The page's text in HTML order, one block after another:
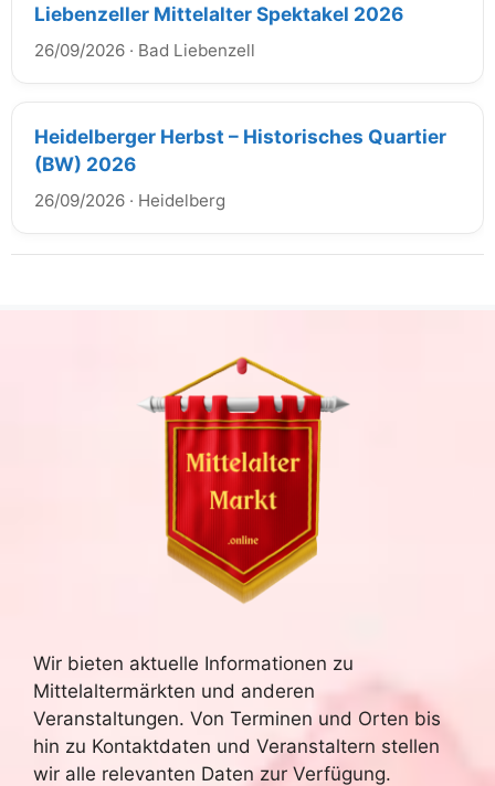
Liebenzeller Mittelalter Spektakel 2026
26/09/2026 · Bad Liebenzell
Heidelberger Herbst – Historisches Quartier
(BW) 2026
26/09/2026 · Heidelberg
Wir bieten aktuelle Informationen zu
Mittelaltermärkten und anderen
Veranstaltungen. Von Terminen und Orten bis
hin zu Kontaktdaten und Veranstaltern stellen
wir alle relevanten Daten zur Verfügung.